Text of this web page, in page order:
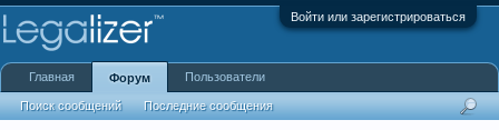
Войти или зарегистрироваться
Главная Форум
Поиск сообщений Последние сообщения
Пользователи